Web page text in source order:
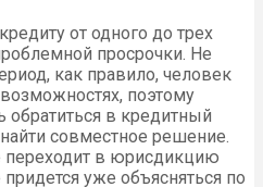
от одного до трех
просрочки. Не
как правило, человек
поэтому
в кредитный
совместное решение.
переходит в юрисдикцию
уже объясняться по